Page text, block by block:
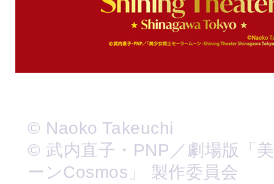
© Naoko Takeuchi
© 武内直子・PNP／劇場版「
ーンCosmos」 製作委員会